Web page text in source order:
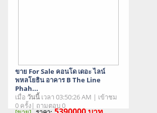
ขาย For Sale คอนโด เดอะ ไลน์
พหลโยธิน อาคาร B The Line
Phah...
เมื่อ วันนี้เวลา 03:50:26 AM | เข้าชม
0 ครั้ง| ถามตอบ 0